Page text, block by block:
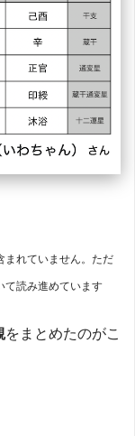
まれていません。ただ
て読み進めています
をまとめたのがこ